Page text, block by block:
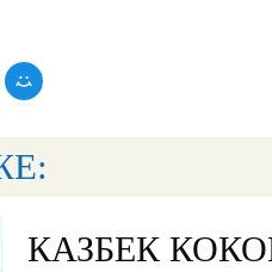
КАЗБЕК